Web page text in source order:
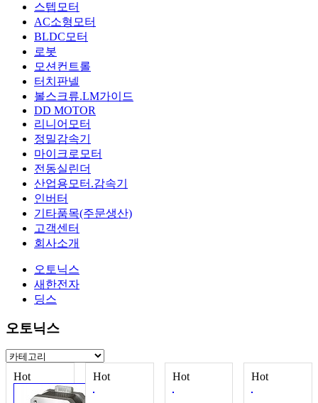
스텝모터
AC소형모터
BLDC모터
로봇
모션컨트롤
터치판넬
볼스크류.LM가이드
DD MOTOR
리니어모터
정밀감속기
마이크로모터
전동실린더
산업용모터.감속기
인버터
기타품목(주문생산)
고객센터
회사소개
오토닉스
새한전자
딩스
오토닉스
Hot Hot Hot Hot